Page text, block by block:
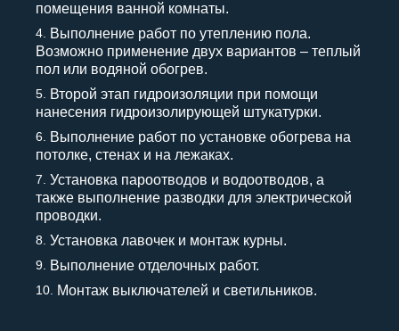
помещения ванной комнаты.
Выполнение работ по утеплению пола.
Возможно применение двух вариантов – теплый
пол или водяной обогрев.
Второй этап гидроизоляции при помощи
нанесения гидроизолирующей штукатурки.
Выполнение работ по установке обогрева на
потолке, стенах и на лежаках.
Установка пароотводов и водоотводов, а
также выполнение разводки для электрической
проводки.
Установка лавочек и монтаж курны.
Выполнение отделочных работ.
Монтаж выключателей и светильников.